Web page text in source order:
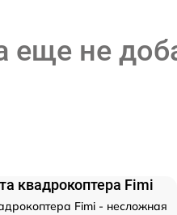
еще не
квадрокоптера Fimi
Fimi - несложная